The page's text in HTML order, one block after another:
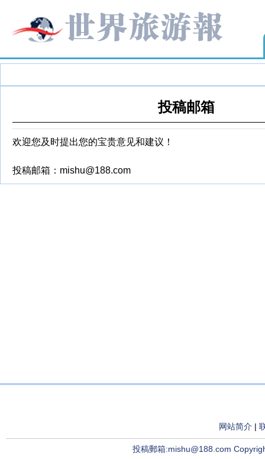
投稿邮箱
欢迎您及时提出您的宝贵意见和建议！
投稿邮箱：mishu@188.com
网站简介 |
投稿郵箱:mishu@188.com